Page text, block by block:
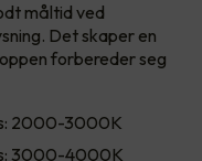
måltid ved
Det skaper en
forbereder seg
2000-3000K
3000-4000K